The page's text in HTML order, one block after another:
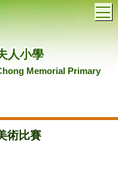
人小學
Memorial Primary
術比賽